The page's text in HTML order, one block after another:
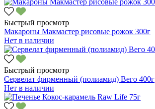
Быстрый просмотр
Макароны Макмастер рисовые рожок 300г
Нет в наличии
Быстрый просмотр
Сервелат фирменный (полиамид) Вего 400г
Нет в наличии